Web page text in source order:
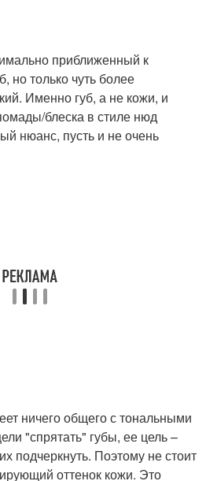
приближенный к
но только чуть более
Именно губ, а не кожи, и
блеска в стиле нюд
нюанс, пусть и не очень
ничего общего с тональными
"спрятать" губы, ее цель –
подчеркнуть. Поэтому не стоит
оттенок кожи. Это